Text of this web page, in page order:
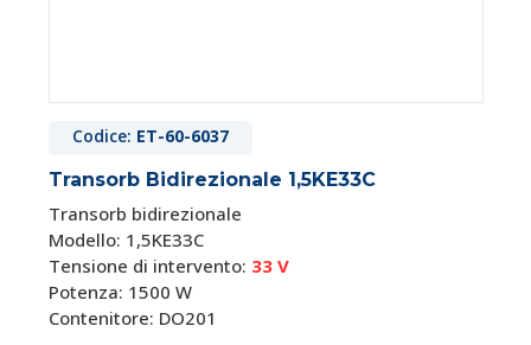
Codice: ET-60-6037
Transorb Bidirezionale 1,5KE33C
Transorb bidirezionale
Modello: 1,5KE33C
Tensione di intervento: 33 V
Potenza: 1500 W
Contenitore: DO201